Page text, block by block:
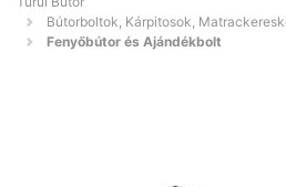
Bútorboltok, Kárpitosok,
Fenyőbútor és Ajándékbolt